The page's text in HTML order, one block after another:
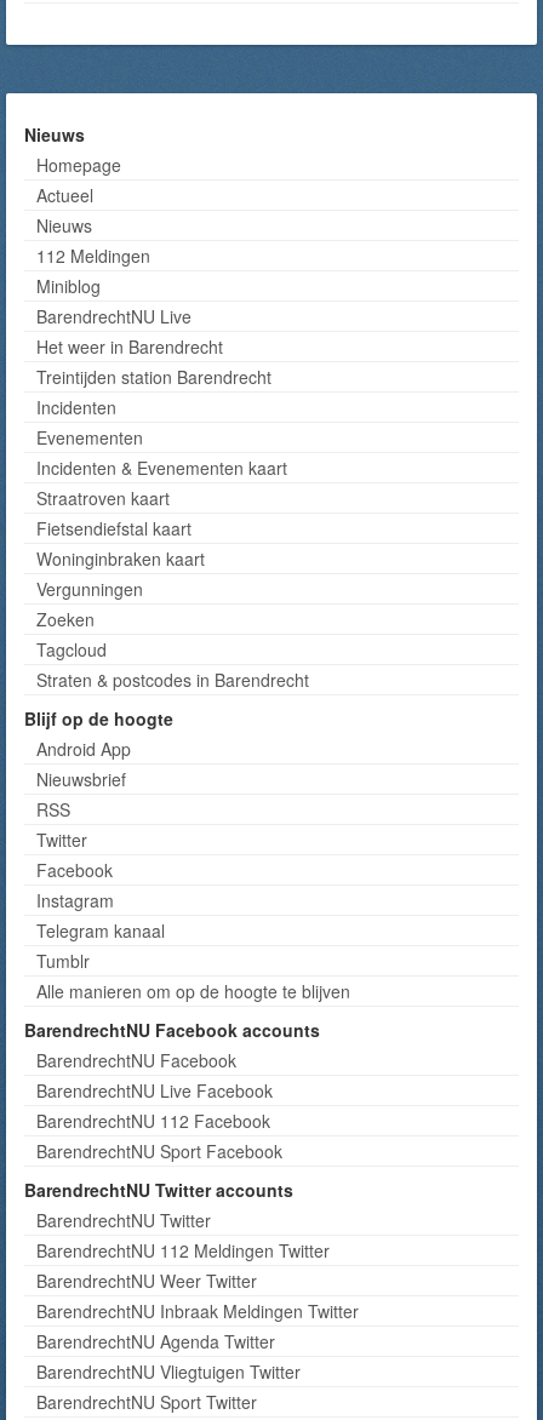
Nieuws
Homepage
Actueel
Nieuws
112 Meldingen
Miniblog
BarendrechtNU Live
Het weer in Barendrecht
Treintijden station Barendrecht
Incidenten
Evenementen
Incidenten & Evenementen kaart
Straatroven kaart
Fietsendiefstal kaart
Woninginbraken kaart
Vergunningen
Zoeken
Tagcloud
Straten & postcodes in Barendrecht
Blijf op de hoogte
Android App
Nieuwsbrief
RSS
Twitter
Facebook
Instagram
Telegram kanaal
Tumblr
Alle manieren om op de hoogte te blijven
BarendrechtNU Facebook accounts
BarendrechtNU Facebook
BarendrechtNU Live Facebook
BarendrechtNU 112 Facebook
BarendrechtNU Sport Facebook
BarendrechtNU Twitter accounts
BarendrechtNU Twitter
BarendrechtNU 112 Meldingen Twitter
BarendrechtNU Weer Twitter
BarendrechtNU Inbraak Meldingen Twitter
BarendrechtNU Agenda Twitter
BarendrechtNU Vliegtuigen Twitter
BarendrechtNU Sport Twitter